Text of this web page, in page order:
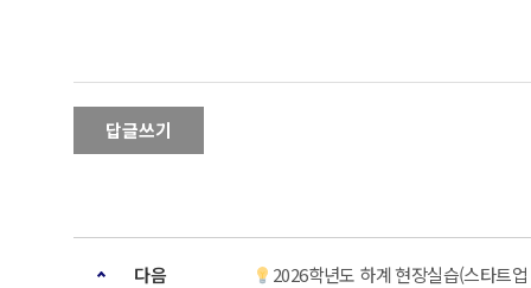
답글쓰기
다음 2026학년도 하계 현장실습(스타트